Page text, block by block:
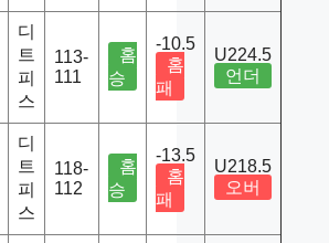
디
트
피
스
113-
111
홈
승
-10.5
홈
패
U224.5
언더
디
트
피
스
118-
112
홈
승
-13.5
홈
패
U218.5
오버